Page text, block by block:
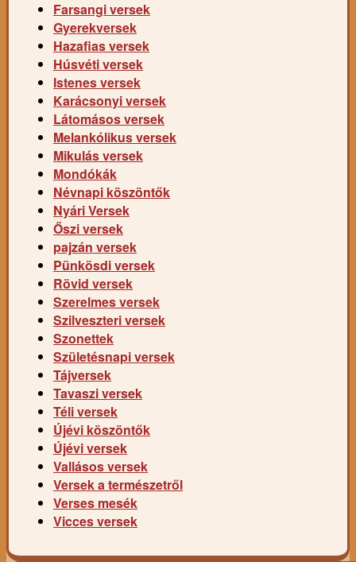
Farsangi versek
Gyerekversek
Hazafias versek
Húsvéti versek
Istenes versek
Karácsonyi versek
Látomásos versek
Melankólikus versek
Mikulás versek
Mondókák
Névnapi köszöntők
Nyári Versek
Őszi versek
pajzán versek
Pünkösdi versek
Rövid versek
Szerelmes versek
Szilveszteri versek
Szonettek
Születésnapi versek
Tájversek
Tavaszi versek
Téli versek
Újévi köszöntők
Újévi versek
Vallásos versek
Versek a természetről
Verses mesék
Vicces versek